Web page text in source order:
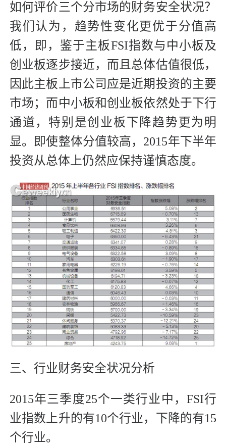
如何评价三个分市场的财务安全状况？
我们认为，趋势性变化更优于分值高
低，即，鉴于主板FSI指数与中小板及
创业板逐步接近，而且总体估值很低，
因此主板上市公司应是近期投资的主要
市场；而中小板和创业板依然处于下行
通道，特别是创业板下降趋势更为明
显。即使整体分值较高，2015年下半年
投资从总体上仍然应保持谨慎态度。
三、行业财务安全状况分析
2015年三季度25个一类行业中，FSI行
业指数上升的有10个行业，下降的有15
个行业。